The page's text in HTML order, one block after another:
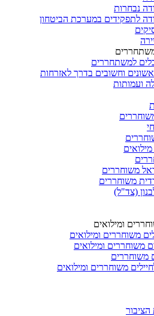
נבחרות
לתפקידים במערכת הביטחון
למשתחררים
ועמותות
משוחררים
משוחררים
(צד"ל)
ומילואים
משוחררים ומילואים
משוחררים ומילואים
משוחררים
משוחררים ומילואים
הציבור